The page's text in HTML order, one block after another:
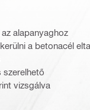
alapanyaghoz
a betonacél
szerelhető
vizsgálva